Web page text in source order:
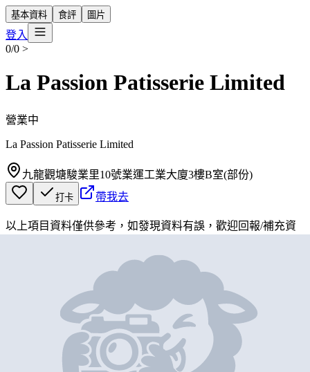
基本資料 食評 圖片
登入
0/0 >
La Passion Patisserie Limited
營業中
La Passion Patisserie Limited
九龍觀塘駿業里10號業運工業大廈3樓B室(部份)
打卡 帶我去
以上項目資料僅供參考，如發現資料有誤，歡迎回報/補充資
La Passion Patisserie Limited